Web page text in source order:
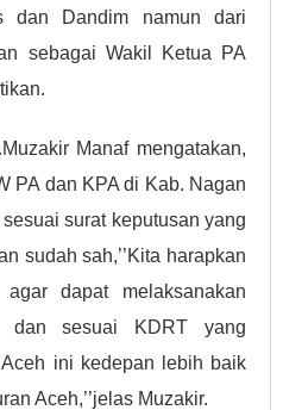
dan Dandim namun dari
sebagai Wakil Ketua PA
Manaf mengatakan,
PA dan KPA di Kab. Nagan
surat keputusan yang
sudah sah,’’Kita harapkan
dapat melaksanakan
dan sesuai KDRT yang
ini kedepan lebih baik
Aceh,’’jelas Muzakir.